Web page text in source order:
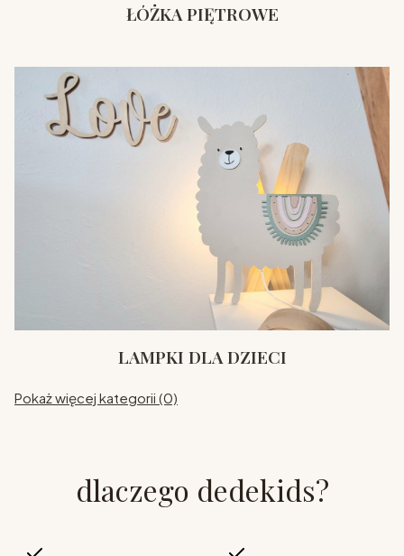
ŁÓŻKA PIĘTROWE
LAMPKI DLA DZIECI
Pokaż więcej kategorii (0)
dlaczego dedekids?